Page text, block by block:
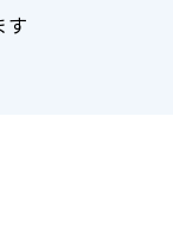
す